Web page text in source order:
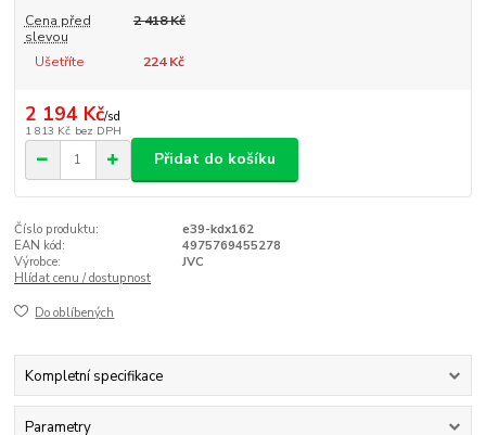
Cena před
slevou
2 418 Kč
Ušetříte 224 Kč
2 194 Kč/sd
1 813 Kč bez DPH
Přidat do košíku
Číslo produktu:
e39-kdx162
EAN kód:
4975769455278
Výrobce:
JVC
Hlídat cenu / dostupnost
Do oblíbených
Kompletní specifikace
Parametry